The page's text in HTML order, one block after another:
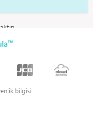
bilgisi